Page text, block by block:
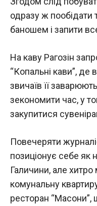
одразу ж пообідати
баношем і запити
На каву Рагозін
“Копальні кави”, де
звичаїв її
зекономити час, у
закупитися
Повечеряти
позиціонує себе
Галичини, але
комунальну
ресторан